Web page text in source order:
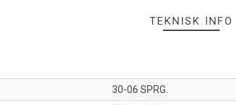
TEKNISK INFO
30-06 SPRG.